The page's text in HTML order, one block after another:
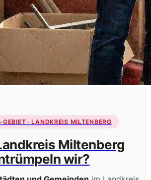
GEBIET · LANDKREIS MILTENBERG
Miltenberg
wir?